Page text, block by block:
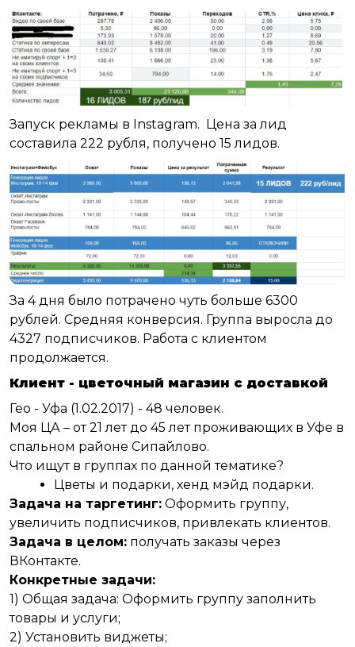
Запуск рекламы в Instagram. Цена за лид
составила 222 рубля, получено 15 лидов.
За 4 дня было потрачено чуть больше 6300
рублей. Средняя конверсия. Группа выросла до
4327 подписчиков. Работа с клиентом
продолжается.
Клиент - цветочный магазин с доставкой
Гео - Уфа (1.02.2017) - 48 человек.
Моя ЦА – от 21 лет до 45 лет проживающих в Уфе в
спальном районе Сипайлово.
Что ищут в группах по данной тематике?
Цветы и подарки, хенд мэйд подарки.
Задача на таргетинг: Оформить группу,
увеличить подписчиков, привлекать клиентов.
Задача в целом: получать заказы через
ВКонтакте.
Конкретные задачи:
1) Общая задача: Оформить группу заполнить
товары и услуги;
2) Установить виджеты;